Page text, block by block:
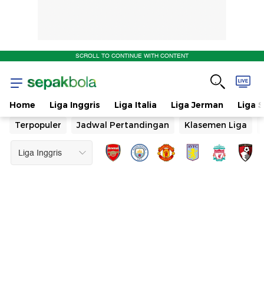
SCROLL TO CONTINUE WITH CONTENT
Home Liga Inggris Liga Italia Liga Jerman
Liga
Terpopuler
Jadwal Pertandingan Klasemen Liga